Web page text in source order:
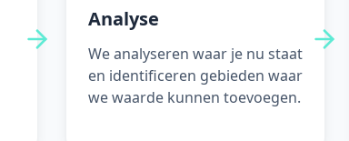
Analyse
We analyseren waar je nu staat
en identificeren gebieden waar
we waarde kunnen toevoegen.